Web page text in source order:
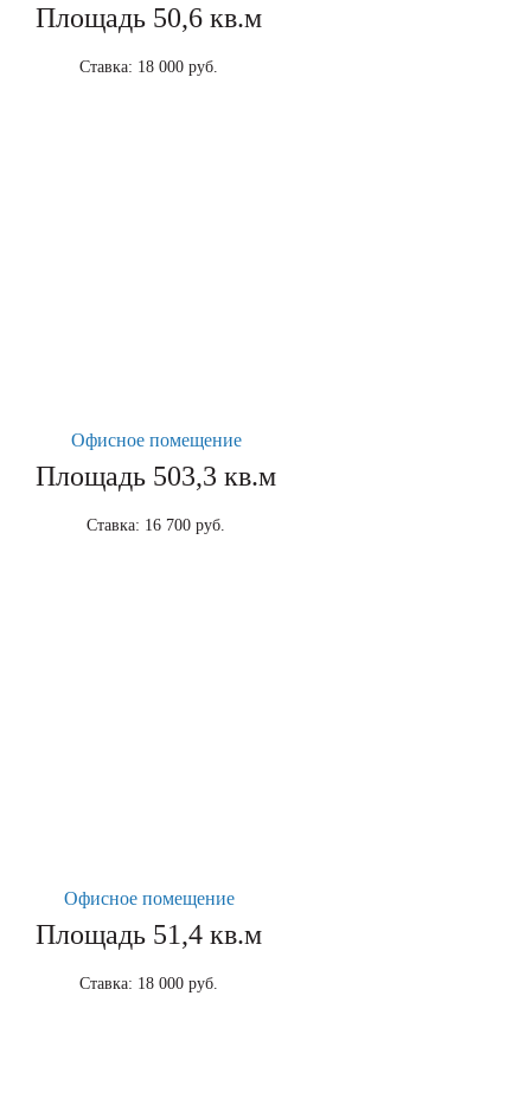
Площадь 50,6 кв.м
Ставка: 18 000 руб.
Офисное помещение
Площадь 503,3 кв.м
Ставка: 16 700 руб.
Офисное помещение
Площадь 51,4 кв.м
Ставка: 18 000 руб.